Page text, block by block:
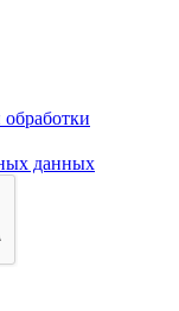
данных